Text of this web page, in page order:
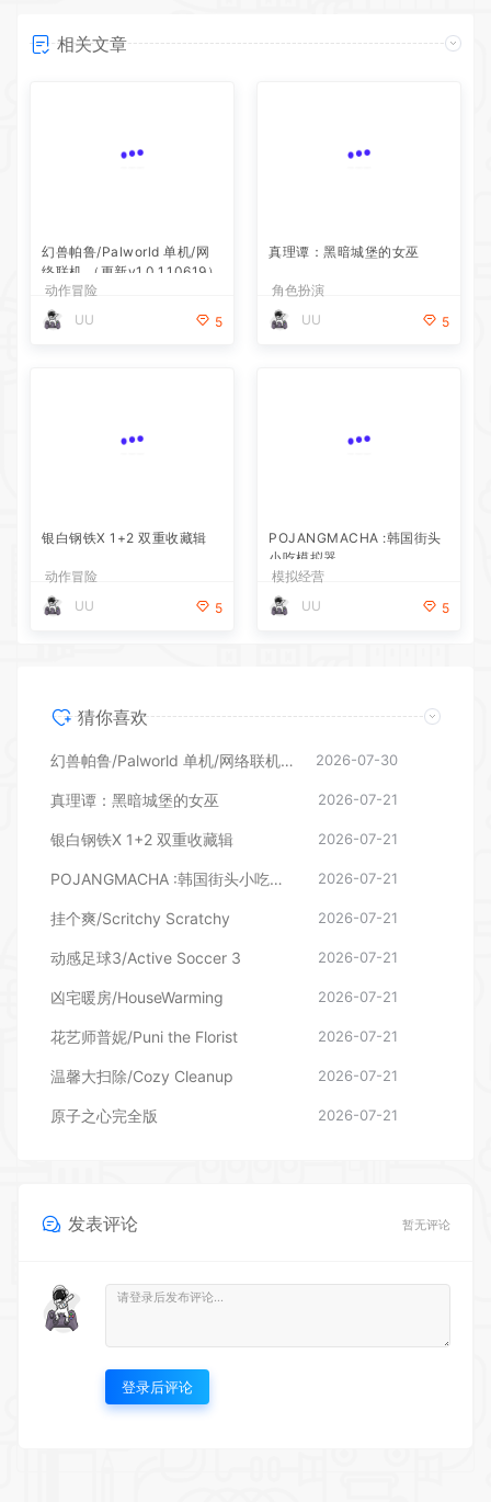
相关文章
幻兽帕鲁/Palworld 单机/网
络联机 （更新v1.0.1.10619）
动作冒险
UU
5
真理谭：黑暗城堡的女巫
角色扮演
UU
5
银白钢铁X 1+2 双重收藏辑
动作冒险
UU
5
POJANGMACHA :韩国街头
小吃模拟器
模拟经营
UU
5
猜你喜欢
幻兽帕鲁/Palworld 单机/网络联机 （更新v1.0.1.10619） 2026-07-30
真理谭：黑暗城堡的女巫 2026-07-21
银白钢铁X 1+2 双重收藏辑 2026-07-21
POJANGMACHA :韩国街头小吃模拟器 2026-07-21
挂个爽/Scritchy Scratchy 2026-07-21
动感足球3/Active Soccer 3 2026-07-21
凶宅暖房/HouseWarming 2026-07-21
花艺师普妮/Puni the Florist 2026-07-21
温馨大扫除/Cozy Cleanup 2026-07-21
原子之心完全版 2026-07-21
发表评论 暂无评论
登录后评论